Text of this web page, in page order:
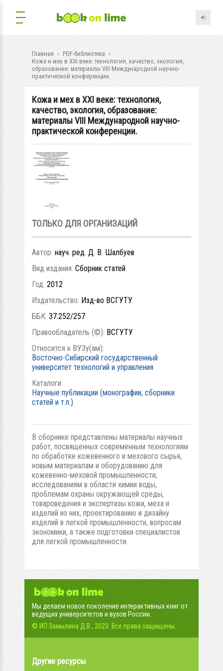
Главная
PDF-библиотека
Кожа и мех в XXI веке: технология, качество, экология,
образование: материалы VIII Международной научно-
практической конференции.
Кожа и мех в XXI веке: технология,
качество, экология, образование:
материалы VIII Международной научно-
практической конференции.
ТОЛЬКО ДЛЯ ОРГАНИЗАЦИЙ
Автор: науч. ред. Д. В. Шалбуев
Вид издания: Сборник статей
Год: 2012
Издательство: Изд-во ВСГУТУ
ББК: 37.252/257
Правообладатель (©): ВСГУТУ
Относится к ВУЗу(ам):
Восточно-Сибирский государственный
университет технологий и управления
Каталоги:
Научные публикации (монографии, сборники
статей и т.п.)
В сборнике представлены материалы научных
работ, посвященных современным технологиям
по обработке кожевенного и мехового сырья,
новым материалам и оборудованию для
кожевенно-меховой промышленности,
исследованиям в области химии воды,
проблемам охраны окружающей среды,
товароведения и экспертизы кожи, меха и
изделий из них, проектированию и дизайну
изделий в легкой промышленности, вопросам
экономики, а также подготовки специалистов
для легкой промышленности.
Мы делаем новое поколение интерактивных книг от
ведущих университетов и вузов России.
© ИП Замылина Д.В., 2023. Все права защищены.
Другие ресурсы